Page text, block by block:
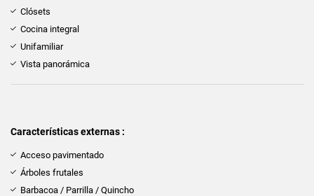
Clósets
Cocina integral
Unifamiliar
Vista panorámica
Características externas :
Acceso pavimentado
Árboles frutales
Barbacoa / Parrilla / Quincho